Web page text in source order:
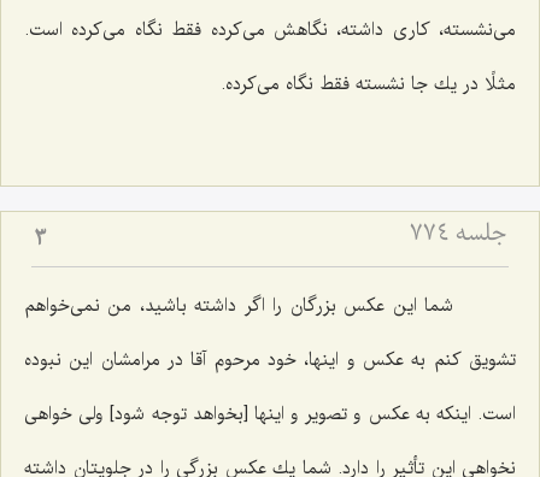
می‌نشسته، كاری داشته، نگاهش می‌كرده فقط نگاه می‌كرده است.
مثلًا در یك جا نشسته فقط نگاه می‌كرده.
جلسه ۷۷۴ 3
شما این عكس بزرگان را اگر داشته باشید، من نمی‌خواهم
تشویق كنم به عكس و اینها، خود مرحوم آقا در مرامشان این نبوده
است. اینكه به عكس و تصویر و اینها [بخواهد توجه شود] ولی خواهی
نخواهی این تأثیر را دارد. شما یك عكس بزرگی را در جلویتان داشته